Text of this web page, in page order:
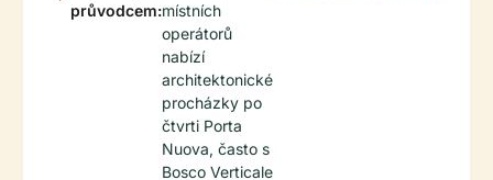
průvodcem:místních
operátorů
nabízí
architektonické
procházky po
čtvrti Porta
Nuova, často s
Bosco Verticale